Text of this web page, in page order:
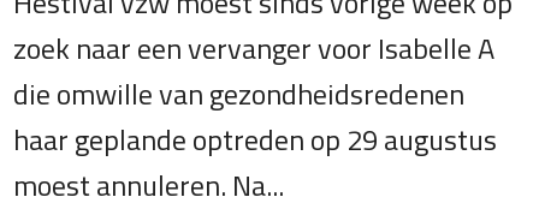
zoek naar een vervanger voor Isabelle A
die omwille van gezondheidsredenen
haar geplande optreden op 29 augustus
moest annuleren. Na...